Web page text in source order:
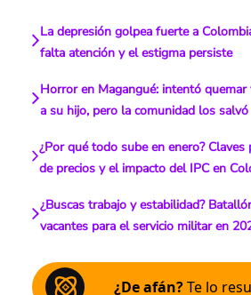
La depresión golpea fuerte a
falta atención y el estigma persiste
Horror en Magangué: intentó quemar
a su hijo, pero la comunidad los salvó
¿Por qué todo sube en enero? Claves
de precios y el impacto del IPC en
¿Buscas trabajo y estabilidad?
vacantes para el servicio militar en
¿De afán?Te lo